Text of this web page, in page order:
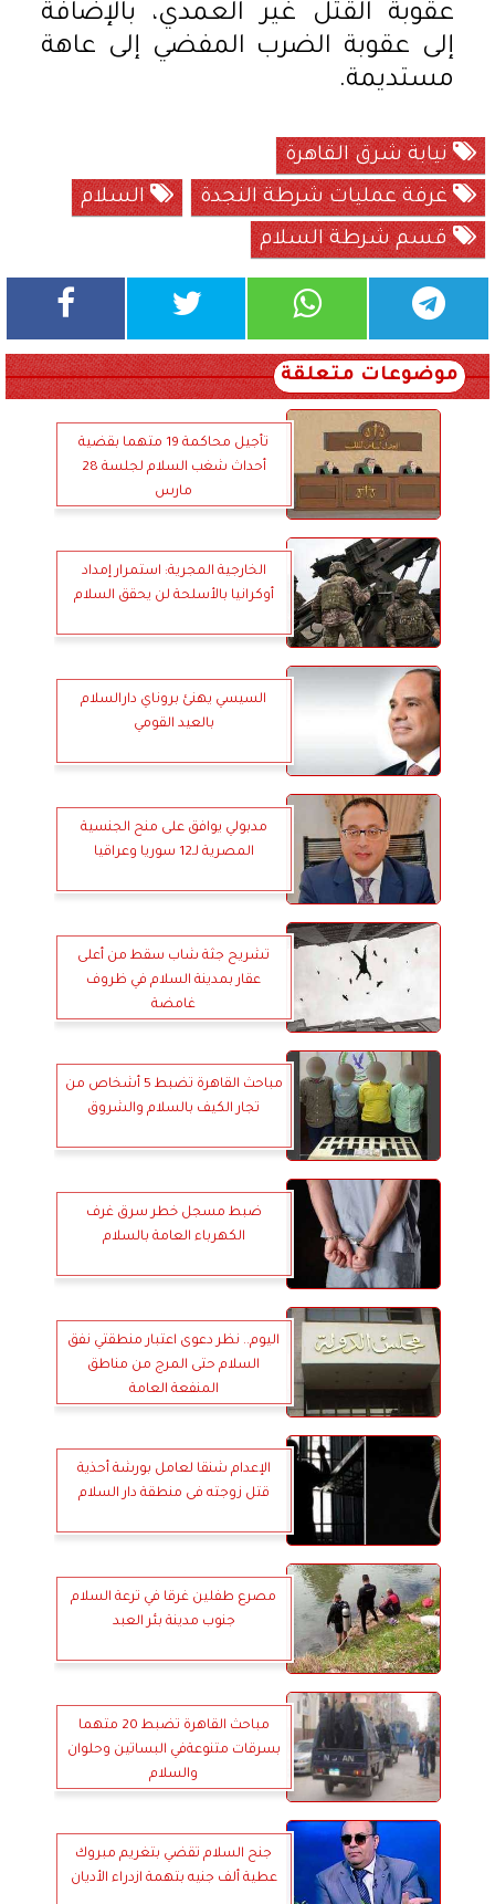
عقوبة القتل غير العمدي، بالإضافة
إلى عقوبة الضرب المفضي إلى عاهة
مستديمة.
نيابة شرق القاهرة
غرفة عمليات شرطة النجدة
السلام
قسم شرطة السلام
موضوعات متعلقة
تأجيل محاكمة 19 متهما بقضية
أحداث شغب السلام لجلسة 28
مارس
الخارجية المجرية: استمرار إمداد
أوكرانيا بالأسلحة لن يحقق السلام
السيسي يهنئ بروناي دارالسلام
بالعيد القومي
مدبولي يوافق على منح الجنسية
المصرية لـ12 سوريا وعراقيا
تشريح جثة شاب سقط من أعلى
عقار بمدينة السلام في ظروف
غامضة
مباحث القاهرة تضبط 5 أشخاص من
تجار الكيف بالسلام والشروق
ضبط مسجل خطر سرق غرف
الكهرباء العامة بالسلام
اليوم.. نظر دعوى اعتبار منطقتي نفق
السلام حتى المرج من مناطق
المنفعة العامة
الإعدام شنقا لعامل بورشة أحذية
قتل زوجته فى منطقة دار السلام
مصرع طفلين غرقا في ترعة السلام
جنوب مدينة بئر العبد
مباحث القاهرة تضبط 20 متهما
بسرقات متنوعةفي البساتين وحلوان
والسلام
جنح السلام تقضي بتغريم مبروك
عطية ألف جنيه بتهمة ازدراء الأديان